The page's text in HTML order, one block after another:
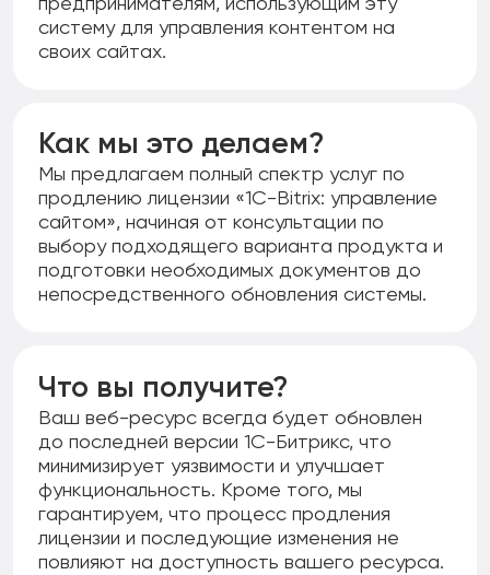
предпринимателям, использующим эту
систему для управления контентом на
своих сайтах.
Как мы это делаем?
Мы предлагаем полный спектр услуг по
продлению лицензии «1С-Bitrix: управление
сайтом», начиная от консультации по
выбору подходящего варианта продукта и
подготовки необходимых документов до
непосредственного обновления системы.
Что вы получите?
Ваш веб-ресурс всегда будет обновлен
до последней версии 1С-Битрикс, что
минимизирует уязвимости и улучшает
функциональность. Кроме того, мы
гарантируем, что процесс продления
лицензии и последующие изменения не
повлияют на доступность вашего ресурса.